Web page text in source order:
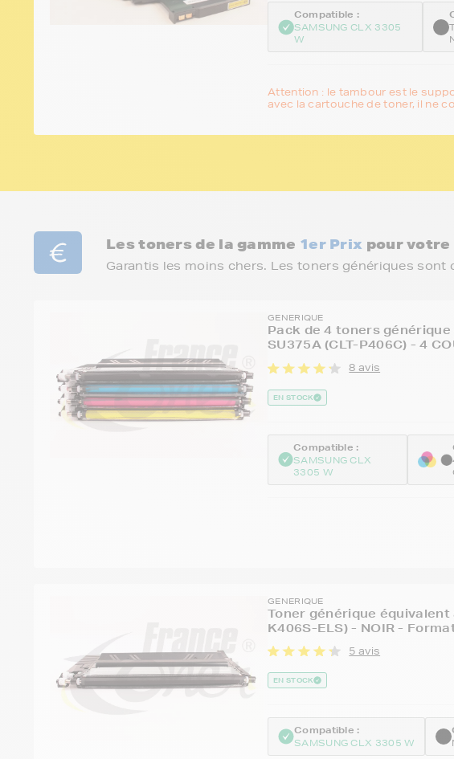
Compatible :
SAMSUNG CLX 3305
W
Attention : le tambour est le
avec la cartouche de toner, il ne
Les toners de la gamme 1er Prix pour votre
Garantis les moins chers. Les toners génériques
GENERIQUE
Pack de 4 toners générique
SU375A (CLT-P406C) - 4
8 avis
EN STOCK
Compatible :
SAMSUNG CLX
3305 W
GENERIQUE
Toner générique équivalent
K406S-ELS) - NOIR -
5 avis
EN STOCK
Compatible :
SAMSUNG CLX 3305 W